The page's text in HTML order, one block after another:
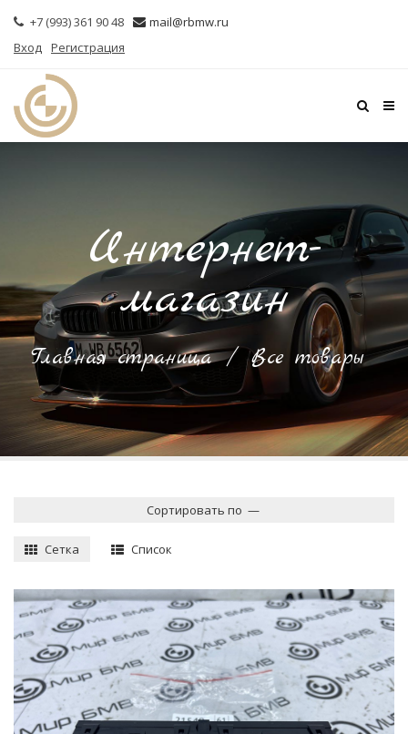
+7 (993) 361 90 48
mail@rbmw.ru
Вход Регистрация
Интернет-
магазин
Главная страница /Все товары
Сортировать по —
Сетка Список